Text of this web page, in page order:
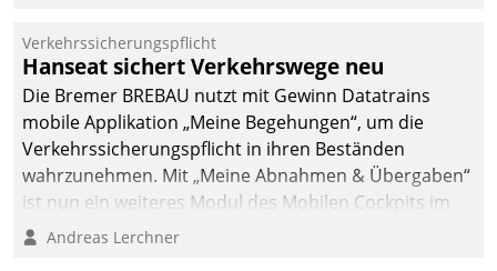
Verkehrssicherungspflicht
Hanseat sichert Verkehrswege neu
Die Bremer BREBAU nutzt mit Gewinn Datatrains
mobile Applikation „Meine Begehungen“, um die
Verkehrssicherungspflicht in ihren Beständen
wahrzunehmen. Mit „Meine Abnahmen & Übergaben“
ist nun ein weiteres Modul des Mobilen Cockpits im
Einsatz.
Andreas Lerchner